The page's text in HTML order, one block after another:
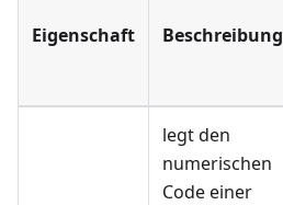
Eigenschaft Beschreibung
legt den
numerischen
Code einer